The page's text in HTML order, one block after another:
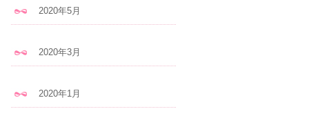
2020年5月
2020年3月
2020年1月